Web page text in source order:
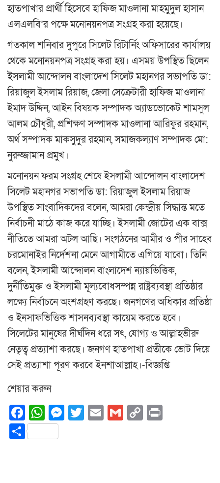
হাতপাখার প্রার্থী হিসেবে হাফিজ মাওলানা মাহমুদুল হাসান
এলএলবি’র পক্ষে মনোনয়নপত্র সংগ্রহ করা হয়েছে।
গতকাল শনিবার দুপুরে সিলেট রিটার্নিং অফিসারের কার্যালয়
থেকে মনোনয়নপত্র সংগ্রহ করা হয়। এসময় উপস্থিত ছিলেন
ইসলামী আন্দোলন বাংলাদেশ সিলেট মহানগর সভাপতি ডা:
রিয়াজুল ইসলাম রিয়াজ, জেলা সেক্রেটারী হাফিজ মাওলানা
ইমাদ উদ্দিন, আইন বিষয়ক সম্পাদক অ্যাডভোকেট শামসুল
আলম চৌধুরী, প্রশিক্ষণ সম্পাদক মাওলানা আরিফুর রহমান,
অর্থ সম্পাদক মাকসুদুর রহমান, সমাজকল্যাণ সম্পাদক মো:
নুরুজ্জামান প্রমুখ।
মনোনয়ন ফরম সংগ্রহ শেষে ইসলামী আন্দোলন বাংলাদেশ
সিলেট মহানগর সভাপতি ডা: রিয়াজুল ইসলাম রিয়াজ
উপস্থিত সাংবাদিকদের বলেন, আমরা কেন্দ্রীয় সিদ্ধান্ত মতে
নির্বাচনী মাঠে কাজ করে যাচ্ছি। ইসলামী জোটের এক বাক্স
নীতিতে আমরা অটল আছি। সংগঠনের আমীর ও পীর সাহেব
চরমোনাইর নির্দেশনা মেনে আগামীতে এগিয়ে যাবো। তিনি
বলেন, ইসলামী আন্দোলন বাংলাদেশ ন্যায়ভিত্তিক,
দুর্নীতিমুক্ত ও ইসলামী মূল্যবোধসম্পন্ন রাষ্ট্রব্যবস্থা প্রতিষ্ঠার
লক্ষ্যে নির্বাচনে অংশগ্রহণ করছে। জনগণের অধিকার প্রতিষ্ঠা
ও ইনসাফভিত্তিক শাসনব্যবস্থা কায়েম করতে হবে।
সিলেটের মানুষের দীর্ঘদিন ধরে সৎ, যোগ্য ও আল্লাহভীরু
নেতৃত্ব প্রত্যাশা করছে। জনগণ হাতপাখা প্রতীকে ভোট দিয়ে
সেই প্রত্যাশা পূরণ করবে ইনশাআল্লাহ।-বিজ্ঞপ্তি
শেয়ার করুন
Facebook
WhatsApp
Messenger
Twitter
EmailGmail
Copy
Share